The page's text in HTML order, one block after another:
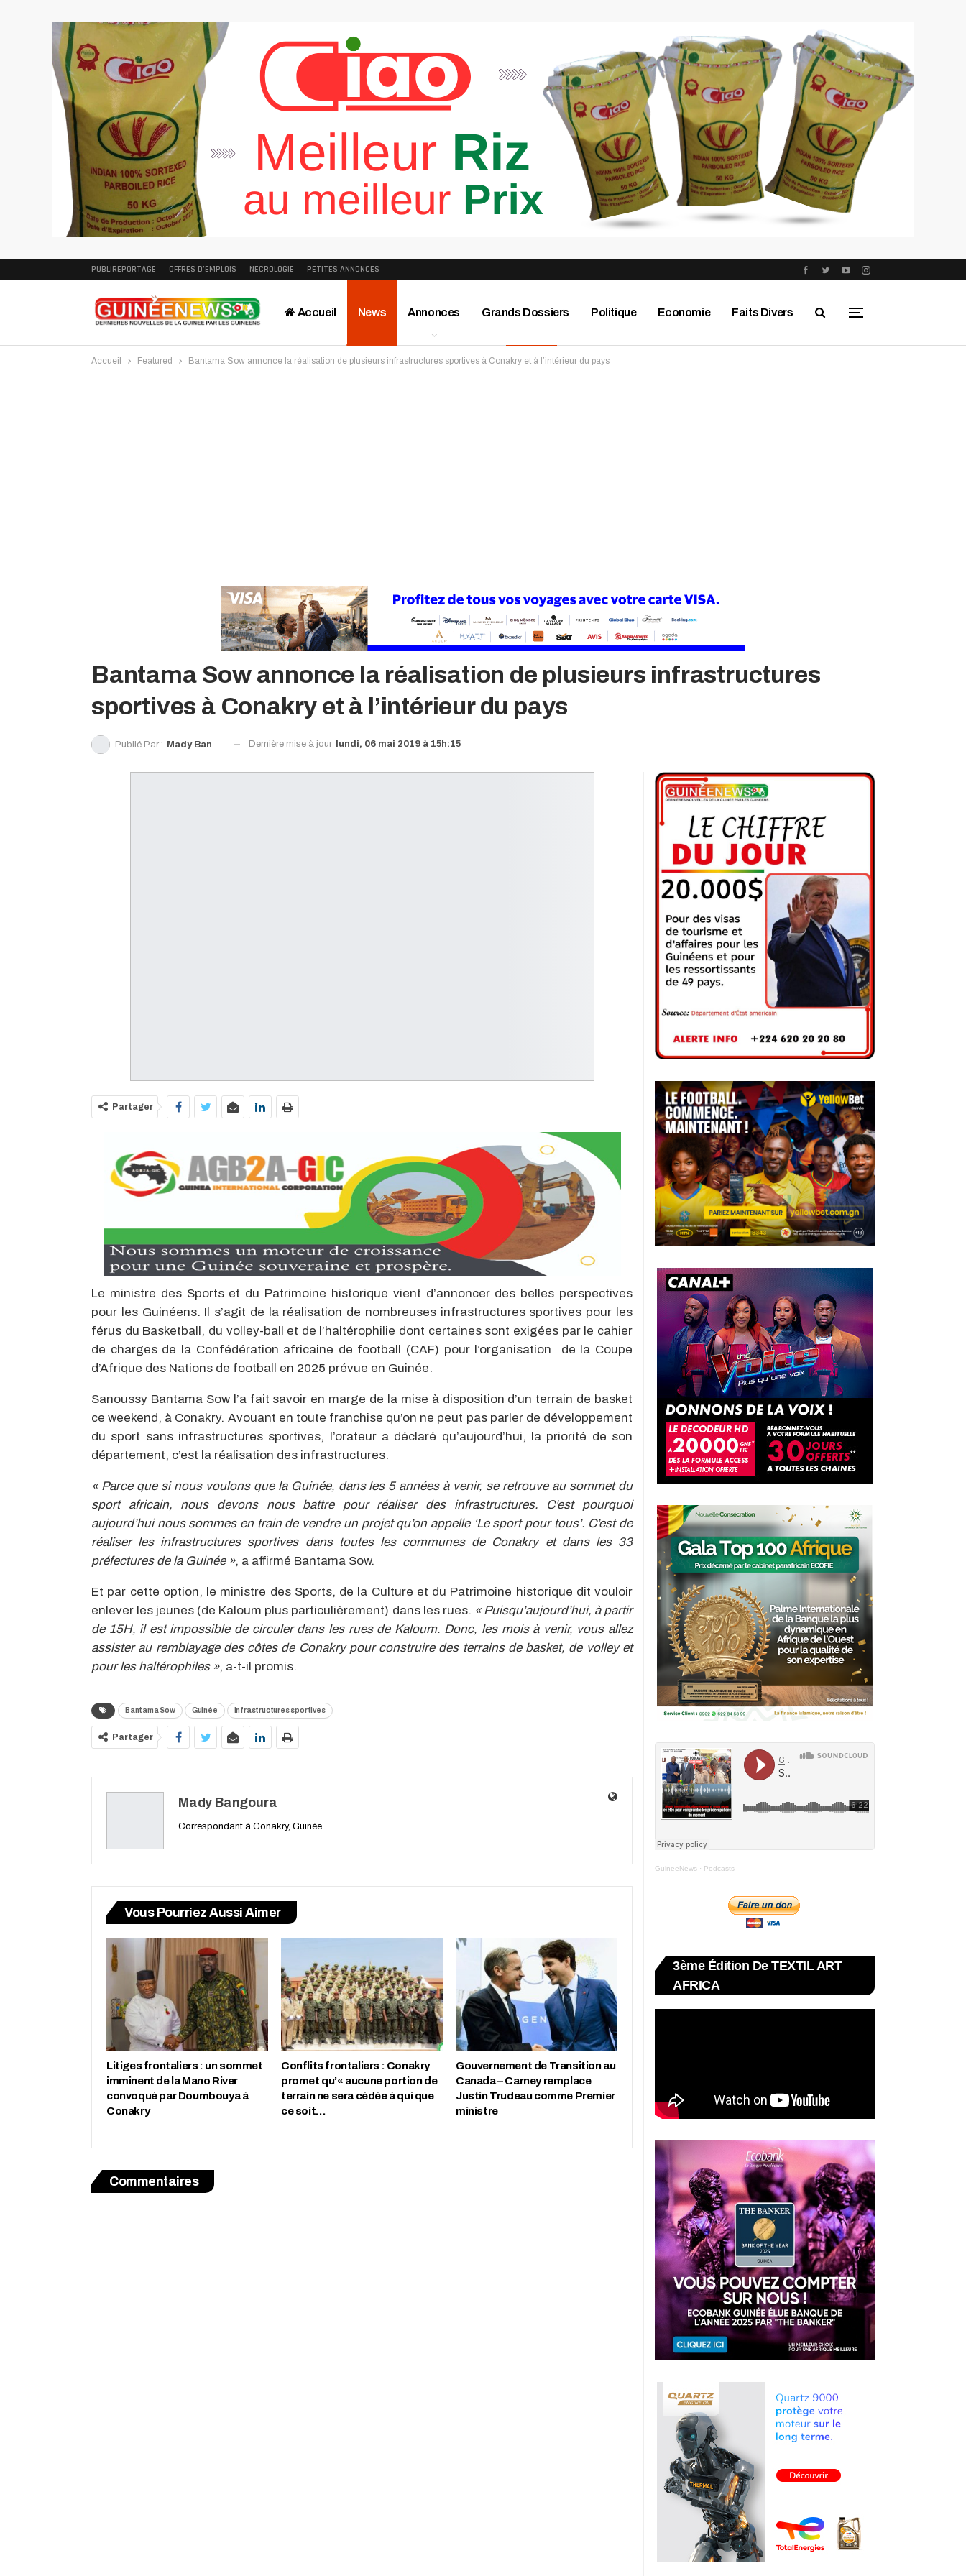
PUBLIREPORTAGE OFFRES D’EMPLOIS NÉCROLOGIE PETITES ANNONCES
Accueil News Annonces Grands Dossiers Politique Economie Faits Divers
Accueil Featured Bantama Sow annonce la réalisation de plusieurs infrastructures sportives à Conakry et à l’intérieur du pays
Bantama Sow annonce la réalisation de plusieurs infrastructures
sportives à Conakry et à l’intérieur du pays
Publié Par : Mady Bangoura Dernière mise à jour lundi, 06 mai 2019 à 15h:15
Partager
Le ministre des Sports et du Patrimoine historique vient d’annoncer des belles perspectives
pour les Guinéens. Il s’agit de la réalisation de nombreuses infrastructures sportives pour les
férus du Basketball, du volley-ball et de l’haltérophilie dont certaines sont exigées par le cahier
de charges de la Confédération africaine de football (CAF) pour l’organisation de la Coupe
d’Afrique des Nations de football en 2025 prévue en Guinée.
Sanoussy Bantama Sow l’a fait savoir en marge de la mise à disposition d’un terrain de basket
ce weekend, à Conakry. Avouant en toute franchise qu’on ne peut pas parler de développement
du sport sans infrastructures sportives, l’orateur a déclaré qu’aujourd’hui, la priorité de son
département, c’est la réalisation des infrastructures.
« Parce que si nous voulons que la Guinée, dans les 5 années à venir, se retrouve au sommet du
sport africain, nous devons nous battre pour réaliser des infrastructures. C’est pourquoi
aujourd’hui nous sommes en train de vendre un projet qu’on appelle ‘Le sport pour tous’. C’est de
réaliser les infrastructures sportives dans toutes les communes de Conakry et dans les 33
préfectures de la Guinée », a affirmé Bantama Sow.
Et par cette option, le ministre des Sports, de la Culture et du Patrimoine historique dit vouloir
enlever les jeunes (de Kaloum plus particulièrement) dans les rues. « Puisqu’aujourd’hui, à partir
de 15H, il est impossible de circuler dans les rues de Kaloum. Donc, les mois à venir, vous allez
assister au remblayage des côtes de Conakry pour construire des terrains de basket, de volley et
pour les haltérophiles », a-t-il promis.
Bantama Sow Guinée infrastructures sportives
Partager
Mady Bangoura
Correspondant à Conakry, Guinée
Vous Pourriez Aussi Aimer
Litiges frontaliers : un sommet
imminent de la Mano River
convoqué par Doumbouya à
Conakry
Conflits frontaliers : Conakry
promet qu’« aucune portion de
terrain ne sera cédée à qui que
ce soit…
Gouvernement de Transition au
Canada – Carney remplace
Justin Trudeau comme Premier
ministre
Commentaires
GuineeNews · Podcasts
3ème Édition De TEXTIL ART
AFRICA